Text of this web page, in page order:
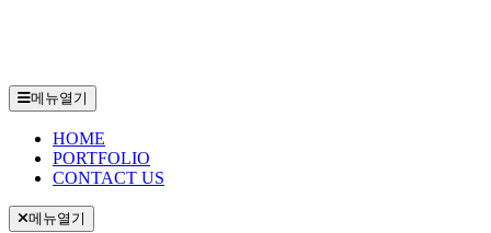
메뉴열기
HOME
PORTFOLIO
CONTACT US
메뉴열기